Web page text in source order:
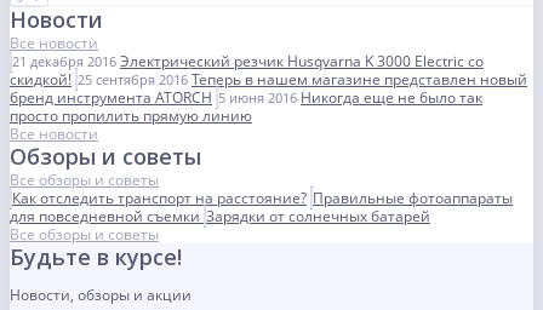
Новости
Все новости
21 декабря 2016 Электрический резчик Husqvarna K 3000 Electric со
скидкой! 25 сентября 2016 Теперь в нашем магазине представлен новый
бренд инструмента ATORCH 5 июня 2016 Никогда еще не было так
просто пропилить прямую линию
Все новости
Обзоры и советы
Все обзоры и советы
Как отследить транспорт на расстояние? Правильные фотоаппараты
для повседневной съемки Зарядки от солнечных батарей
Все обзоры и советы
Будьте в курсе!
Новости, обзоры и акции